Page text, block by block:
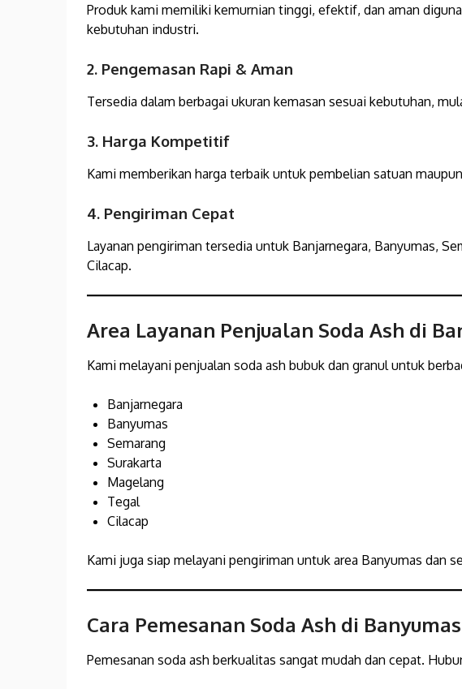
Produk kami memiliki kemurnian tinggi, efektif, dan aman
kebutuhan industri.
2. Pengemasan Rapi & Aman
Tersedia dalam berbagai ukuran kemasan sesuai kebutuhan,
3. Harga Kompetitif
Kami memberikan harga terbaik untuk pembelian satuan
4. Pengiriman Cepat
Layanan pengiriman tersedia untuk Banjarnegara, Banyumas,
Cilacap.
Area Layanan Penjualan Soda Ash di
Kami melayani penjualan soda ash bubuk dan granul untuk
Banjarnegara
Banyumas
Semarang
Surakarta
Magelang
Tegal
Cilacap
Kami juga siap melayani pengiriman untuk area Banyumas dan
Cara Pemesanan Soda Ash di Banyumas
Pemesanan soda ash berkualitas sangat mudah dan cepat.